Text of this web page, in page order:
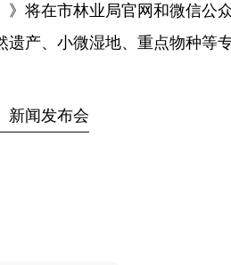
将在市林业局官网和微信公
产、小微湿地、重点物种等专
新闻发布会